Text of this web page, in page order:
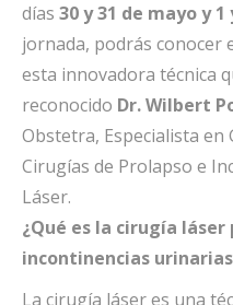
días 30 y 31 de mayo y
jornada, podrás conocer
esta innovadora técnica
reconocido Dr. Wilbert
Obstetra, Especialista en
Cirugías de Prolapso e
Láser.
¿Qué es la cirugía láser
incontinencias
La cirugía láser es una